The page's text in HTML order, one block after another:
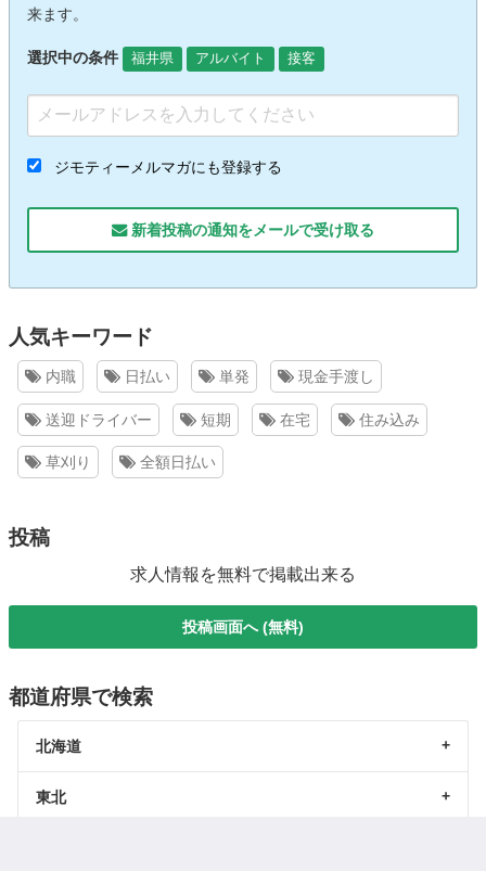
来ます。
選択中の条件 福井県 アルバイト 接客
ジモティーメルマガにも登録する
新着投稿の通知をメールで受け取る
人気キーワード
内職 日払い 単発 現金手渡し
送迎ドライバー 短期 在宅 住み込み
草刈り 全額日払い
投稿
求人情報を無料で掲載出来る
投稿画面へ (無料)
都道府県で検索
北海道
東北